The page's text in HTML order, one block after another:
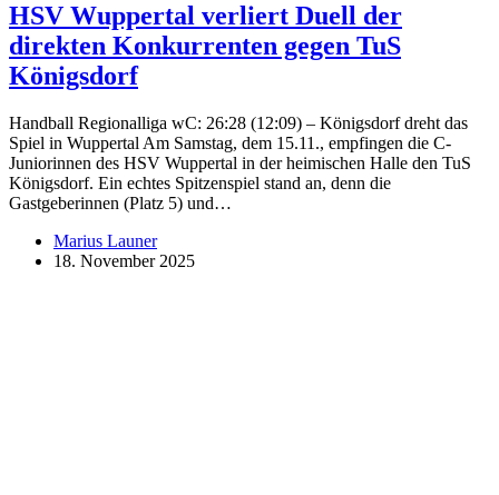
HSV Wuppertal verliert Duell der
direkten Konkurrenten gegen TuS
Königsdorf
Handball Regionalliga wC: 26:28 (12:09) – Königsdorf dreht das
Spiel in Wuppertal Am Samstag, dem 15.11., empfingen die C-
Juniorinnen des HSV Wuppertal in der heimischen Halle den TuS
Königsdorf. Ein echtes Spitzenspiel stand an, denn die
Gastgeberinnen (Platz 5) und…
Marius Launer
18. November 2025